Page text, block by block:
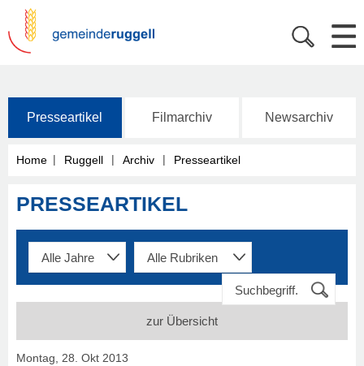
Presseartikel Filmarchiv Newsarchiv
Home | Ruggell | Archiv | Presseartikel
PRESSEARTIKEL
zur Übersicht
Montag, 28. Okt 2013